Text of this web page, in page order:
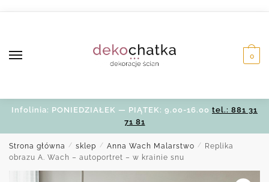
0
Infolinia: PONIEDZIAŁEK — PIĄTEK: 9.00-16.00 tel.: 881 31
71 81
Strona główna / sklep / Anna Wach Malarstwo /
Replika
obrazu A. Wach – autoportret – w krainie snu